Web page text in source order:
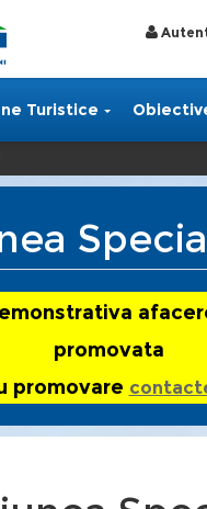
Turistice
promovata
promovare